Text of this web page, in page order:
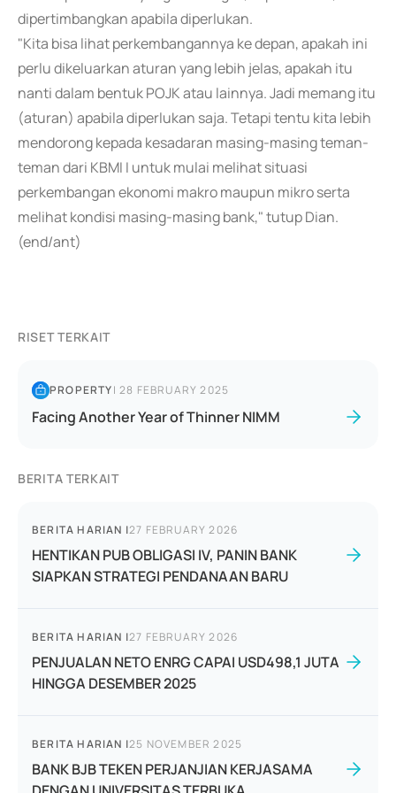
dipertimbangkan apabila diperlukan.
"Kita bisa lihat perkembangannya ke depan, apakah ini
perlu dikeluarkan aturan yang lebih jelas, apakah itu
nanti dalam bentuk POJK atau lainnya. Jadi memang itu
(aturan) apabila diperlukan saja. Tetapi tentu kita lebih
mendorong kepada kesadaran masing-masing teman-
teman dari KBMI I untuk mulai melihat situasi
perkembangan ekonomi makro maupun mikro serta
melihat kondisi masing-masing bank," tutup Dian.
(end/ant)
RISET TERKAIT
PROPERTY|28 FEBRUARY 2025
Facing Another Year of Thinner NIMM
BERITA TERKAIT
BERITA HARIAN |27 FEBRUARY 2026
HENTIKAN PUB OBLIGASI IV, PANIN BANK
SIAPKAN STRATEGI PENDANAAN BARU
BERITA HARIAN |27 FEBRUARY 2026
PENJUALAN NETO ENRG CAPAI USD498,1 JUTA
HINGGA DESEMBER 2025
BERITA HARIAN |25 NOVEMBER 2025
BANK BJB TEKEN PERJANJIAN KERJASAMA